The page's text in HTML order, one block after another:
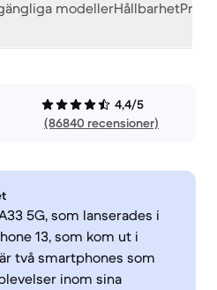
modellerHållbarhet
4,4/5
(86840 recensioner)
5G, som lanserades i
13, som kom ut i
två smartphones som
inom sina